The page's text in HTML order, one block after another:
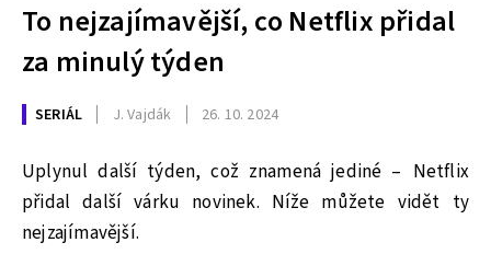
To nejzajímavější, co Netflix přidal
za minulý týden
SERIÁL J. Vajdák 26. 10. 2024
Uplynul další týden, což znamená jediné –⁠⁠⁠⁠⁠⁠ Netflix
přidal další várku novinek. Níže můžete vidět ty
nejzajímavější.